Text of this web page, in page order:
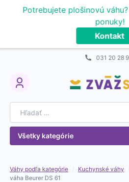
Potrebujete plošinovú
ponuky!
Kontakt
031 20 28
My Account
Všetky kategórie
Váhy podľa kategórie Kuchynské váhy
váha Beurer DS 61